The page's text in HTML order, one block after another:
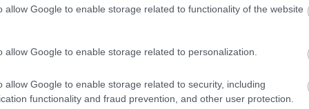
allow Google to enable storage related to functionality of the website
allow Google to enable storage related to personalization.
allow Google to enable storage related to security, including
functionality and fraud prevention, and other user protection.